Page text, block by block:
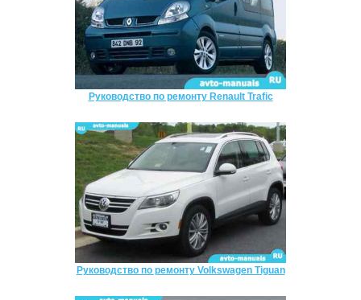
Руководство по ремонту Renault Trafic
Руководство по ремонту Volkswagen Tiguan